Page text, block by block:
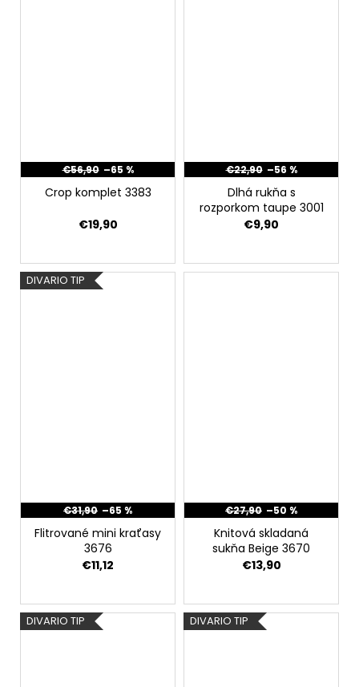
€56,90 –65 %
Crop komplet 3383
€19,90
€22,90 –56 %
Dlhá rukňa s
rozporkom taupe 3001
€9,90
DIVARIO TIP
€31,90 –65 %
Flitrované mini kraťasy
3676
€11,12
€27,90 –50 %
Knitová skladaná
sukňa Beige 3670
€13,90
DIVARIO TIP DIVARIO TIP